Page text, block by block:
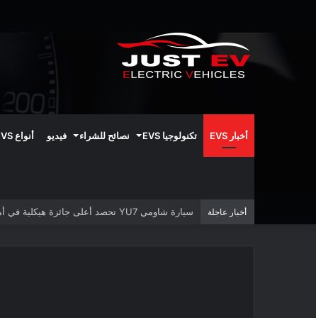
أخبار EVS تكنولوجيا EVS نصائح للشراء فيديو أنواع EVS
أخبار عاجلة سيارة شاومي YU7 تحصد أعلى جائزة هيكلية في أمريكا الشمالية